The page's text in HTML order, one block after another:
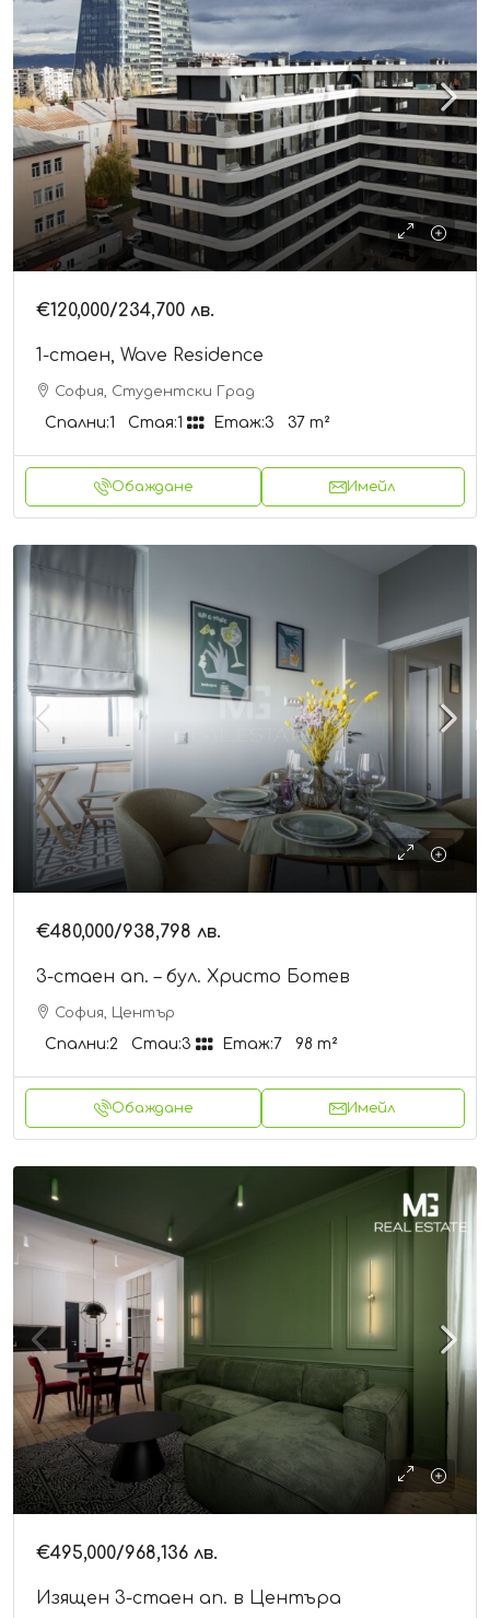
€120,000/234,700 лв.
1-стаен, Wave Residence
София, Студентски Град
Спални:1 Стая:1 Етаж:3 37 m²
Обаждане Имейл
€480,000/938,798 лв.
3-стаен ап. – бул. Христо Ботев
София, Център
Спални:2 Стаи:3 Етаж:7 98 m²
Обаждане Имейл
€495,000/968,136 лв.
Изящен 3-стаен ап. в Центъра